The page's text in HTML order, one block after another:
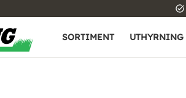
task_alt
SORTIMENT UTHYRNING